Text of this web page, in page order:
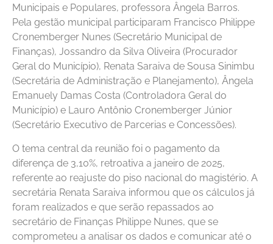
Municipais e Populares, professora Ângela Barros.
Pela gestão municipal participaram Francisco Philippe
Cronemberger Nunes (Secretário Municipal de
Finanças), Jossandro da Silva Oliveira (Procurador
Geral do Município), Renata Saraiva de Sousa Sinimbu
(Secretária de Administração e Planejamento), Ângela
Emanuely Damas Costa (Controladora Geral do
Município) e Lauro Antônio Cronemberger Júnior
(Secretário Executivo de Parcerias e Concessões).
O tema central da reunião foi o pagamento da
diferença de 3,10%, retroativa a janeiro de 2025,
referente ao reajuste do piso nacional do magistério. A
secretária Renata Saraiva informou que os cálculos já
foram realizados e que serão repassados ao
secretário de Finanças Philippe Nunes, que se
comprometeu a analisar os dados e comunicar até o